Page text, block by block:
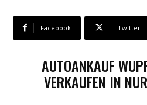
Facebook Twitter
AUTOANKAUF
VERKAUFEN IN